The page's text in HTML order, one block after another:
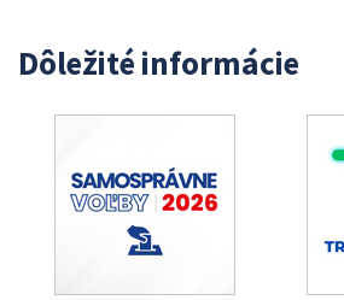
Dôležité informácie